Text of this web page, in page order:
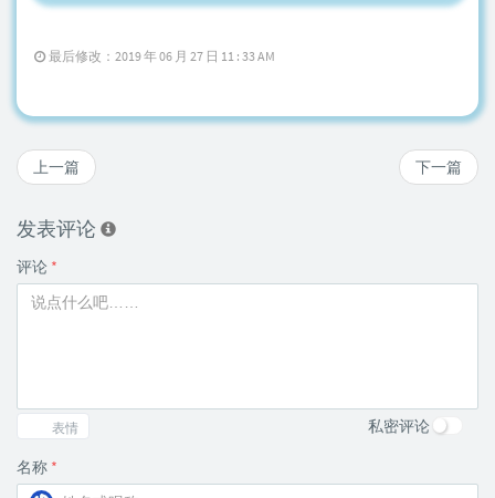
最后修改：2019 年 06 月 27 日 11 : 33 AM
下一篇
上一篇
发表评论
评论 *
表情 私密评论
名称 *